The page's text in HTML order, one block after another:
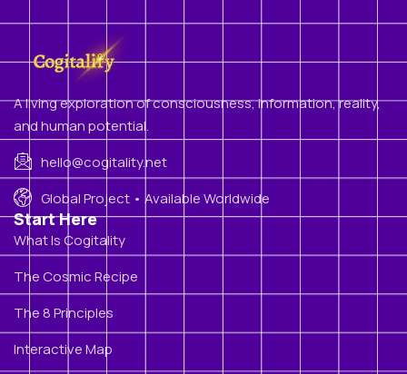
A living exploration of consciousness, information, reality,
and human potential.
hello@cogitality.net
Global Project • Available Worldwide
Start Here
What Is Cogitality
The Cosmic Recipe
The 8 Principles
Interactive Map